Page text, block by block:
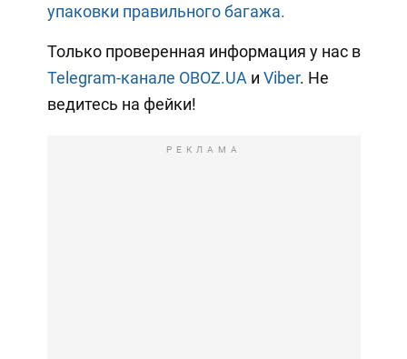
упаковки правильного багажа.
Только проверенная информация у нас в
Telegram-канале OBOZ.UA и Viber. Не
ведитесь на фейки!
РЕКЛАМА